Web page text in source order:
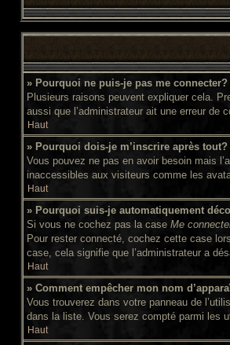
» Pourquoi ne puis-je pas me connecter?
Plusieurs raisons peuvent expliquer cela.
aussi que l’administrateur ait une erreur de
Haut
» Pourquoi dois-je m’inscrire après tout?
Vous pouvez ne pas en avoir besoin mais
inaccessibles aux visiteurs comme les
Haut
» Pourquoi suis-je automatiquement
Si vous ne cochez pas la case Me
Pour rester connecté, cochez cette case
case, cela signifie que l’administrateur a
Haut
» Comment empêcher mon nom
Vous trouverez dans votre panneau de
dans la liste. Vous serez compté parmi les
Haut